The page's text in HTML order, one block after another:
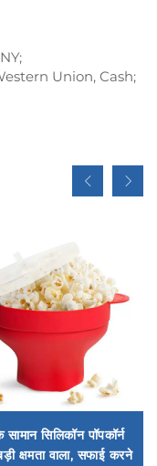
Western Union, Cash;
सिलिकॉन पॉपकॉर्न
क्षमता वाला, सफाई करने